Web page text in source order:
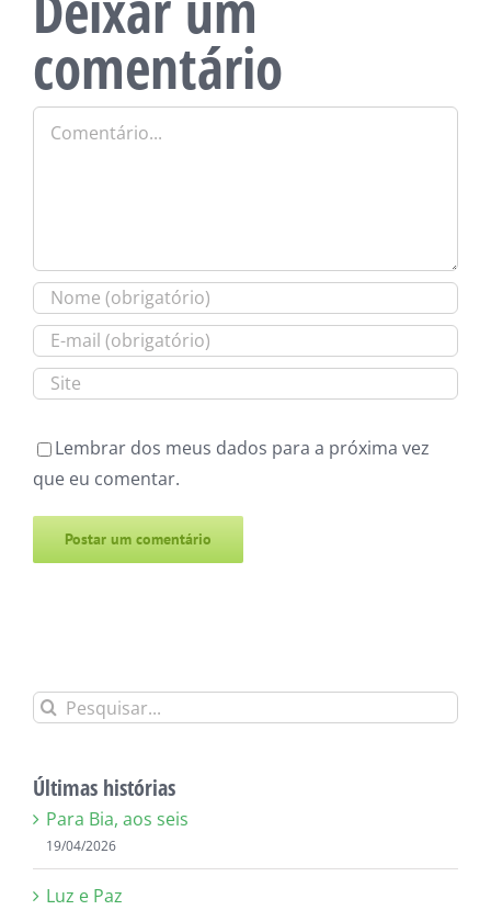
comentário
Comentário
Lembrar dos meus dados para a próxima vez
que eu comentar.
Buscar
Últimas histórias
Para Bia, aos seis
19/04/2026
Luz e Paz